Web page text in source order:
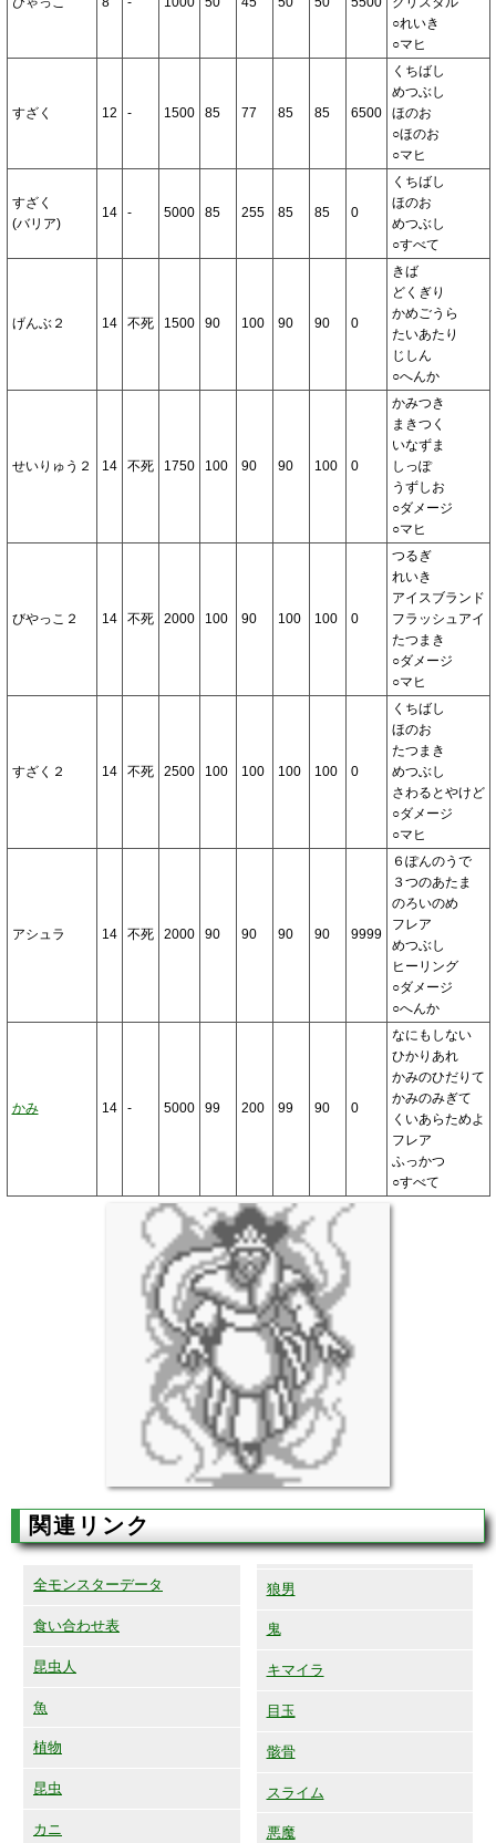
○れいき
○マヒ
すざく 12 - 1500 85 77 85 85 6500
くちばし
めつぶし
ほのお
○ほのお
○マヒ
すざく
(バリア)
14 - 5000 85 255 85 85 0
くちばし
ほのお
めつぶし
○すべて
げんぶ２ 14 不死 1500 90 100 90 90 0
きば
どくぎり
かめごうら
たいあたり
じしん
○へんか
せいりゅう２ 14 不死 1750 100 90 90 100 0
かみつき
まきつく
いなずま
しっぽ
うずしお
○ダメージ
○マヒ
びやっこ２ 14 不死 2000 100 90 100 100 0
つるぎ
れいき
アイスブランド
フラッシュアイ
たつまき
○ダメージ
○マヒ
すざく２ 14 不死 2500 100 100 100 100 0
くちばし
ほのお
たつまき
めつぶし
さわるとやけど
○ダメージ
○マヒ
アシュラ 14 不死 2000 90 90 90 90 9999
６ぽんのうで
３つのあたま
のろいのめ
フレア
めつぶし
ヒーリング
○ダメージ
○へんか
かみ 14 - 5000 99 200 99 90 0
なにもしない
ひかりあれ
かみのひだりて
かみのみぎて
くいあらためよ
フレア
ふっかつ
○すべて
関連リンク
全モンスターデータ
食い合わせ表
昆虫人
魚
植物
昆虫
カニ
狼男
鬼
キマイラ
目玉
骸骨
スライム
悪魔